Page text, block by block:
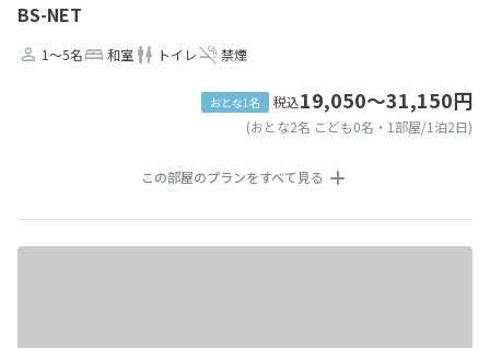
BS-NET
1～5名 和室 トイレ 禁煙
おとな1名 税込19,050～31,150円
(おとな2名 こども0名・1部屋/1泊2日)
この部屋のプランをすべて見る